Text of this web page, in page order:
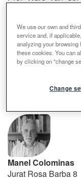
descobriment;
disseny:
en el disseny de
2013/14 va
desenvolupar una
del Paisatge a 6
Actualment és
Ecole Nationale
Manel Colominas
Jurat Rosa Barba 8
We use our own and
service and, if
analyzing your
these cookies. You can
by clicking on "change
Change